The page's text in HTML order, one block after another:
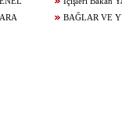
BAĞLAR VE